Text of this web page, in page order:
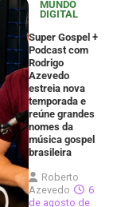
MUNDO
DIGITAL
Super Gospel +
Podcast com
Rodrigo
Azevedo
estreia nova
temporada e
reúne grandes
nomes da
música gospel
brasileira
Roberto
Azevedo
6
de agosto de